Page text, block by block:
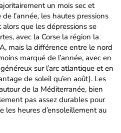
un mois sec et
l’année, les hautes pressions
que les dépressions se
avec la Corse la région la
mais la différence entre le nord
marqué de l’année, avec en
sur l’arc atlantique et en
de soleil qu’en août). Les
de la Méditerranée, bien
pas assez durables pour
les heures d’ensoleillement au